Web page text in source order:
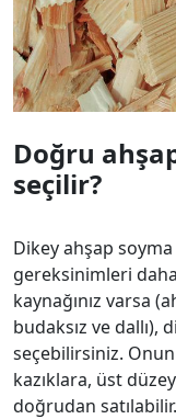
Doğru
seçilir?
Dikey ahşap
gereksinimleri
kaynağınız varsa
budaksız ve dallı),
seçebilirsiniz.
kazıklara, üst
doğrudan satılabilir.